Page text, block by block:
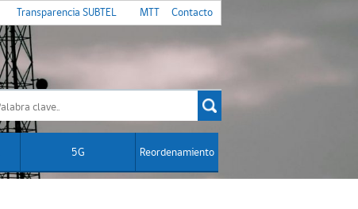
Transparencia SUBTEL MTT Contacto
5G Reordenamiento